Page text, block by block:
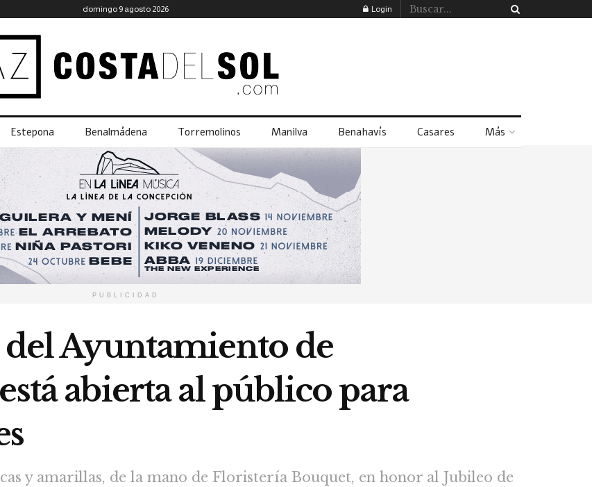
domingo 9 agosto 2026 Login
Estepona Benalmádena Torremolinos Manilva Benahavís Casares Más
PUBLICIDAD
Ayuntamiento de
abierta al público para
y amarillas, de la mano de Floristería Bouquet, en honor al Jubileo de